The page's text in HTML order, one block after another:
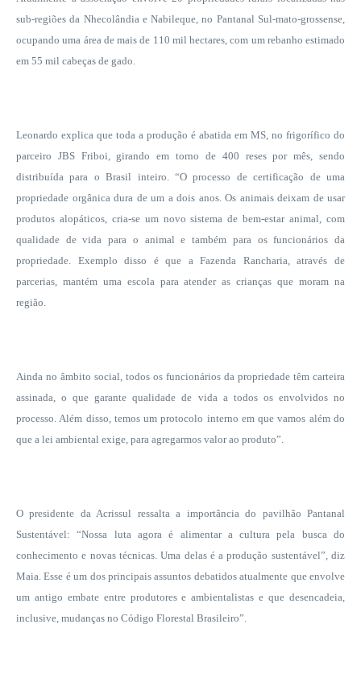
sub-regiões da Nhecolândia e Nabileque, no Pantanal Sul-mato-grossense,
ocupando uma área de mais de 110 mil hectares, com um rebanho estimado
em 55 mil cabeças de gado.
Leonardo explica que toda a produção é abatida em MS, no frigorífico do
parceiro JBS Friboi, girando em torno de 400 reses por mês, sendo
distribuída para o Brasil inteiro. “O processo de certificação de uma
propriedade orgânica dura de um a dois anos. Os animais deixam de usar
produtos alopáticos, cria-se um novo sistema de bem-estar animal, com
qualidade de vida para o animal e também para os funcionários da
propriedade. Exemplo disso é que a Fazenda Rancharia, através de
parcerias, mantém uma escola para atender as crianças que moram na
região.
Ainda no âmbito social, todos os funcionários da propriedade têm carteira
assinada, o que garante qualidade de vida a todos os envolvidos no
processo. Além disso, temos um protocolo interno em que vamos além do
que a lei ambiental exige, para agregarmos valor ao produto”.
O presidente da Acrissul ressalta a importância do pavilhão Pantanal
Sustentável: “Nossa luta agora é alimentar a cultura pela busca do
conhecimento e novas técnicas. Uma delas é a produção sustentável”, diz
Maia. Esse é um dos principais assuntos debatidos atualmente que envolve
um antigo embate entre produtores e ambientalistas e que desencadeia,
inclusive, mudanças no Código Florestal Brasileiro”.